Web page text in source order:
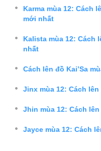
Karma mùa 12: Cách
mới nhất
Kalista mùa 12: Cách
nhất
Cách lên đồ Kai’Sa
Jinx mùa 12: Cách
Jhin mùa 12: Cách
Jayce mùa 12: Cách